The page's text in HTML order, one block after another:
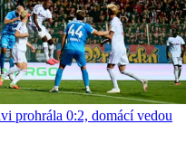
prohrála 0:2, domácí vedou